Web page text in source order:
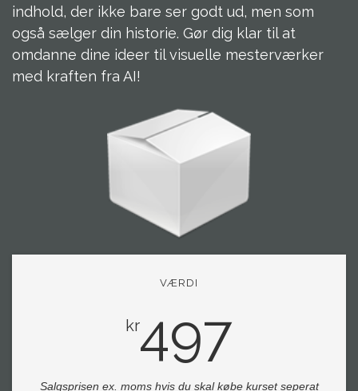
indhold, der ikke bare ser godt ud, men som
også sælger din historie. Gør dig klar til at
omdanne dine ideer til visuelle mesterværker
med kraften fra AI!
VÆRDI
kr497
Salgsprisen ex. moms hvis du skal købe kurset seperat